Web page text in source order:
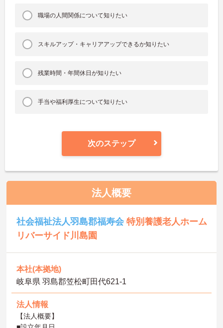
職場の人間関係について知りたい
スキルアップ・キャリアアップできるか知りたい
残業時間・年間休日が知りたい
手当や福利厚生について知りたい
次のステップ
法人概要
社会福祉法人羽島郡福寿会特別養護老人ホーム
リバーサイド川島園
本社(本拠地)
岐阜県 羽島郡笠松町田代621-1
法人情報
【法人概要】